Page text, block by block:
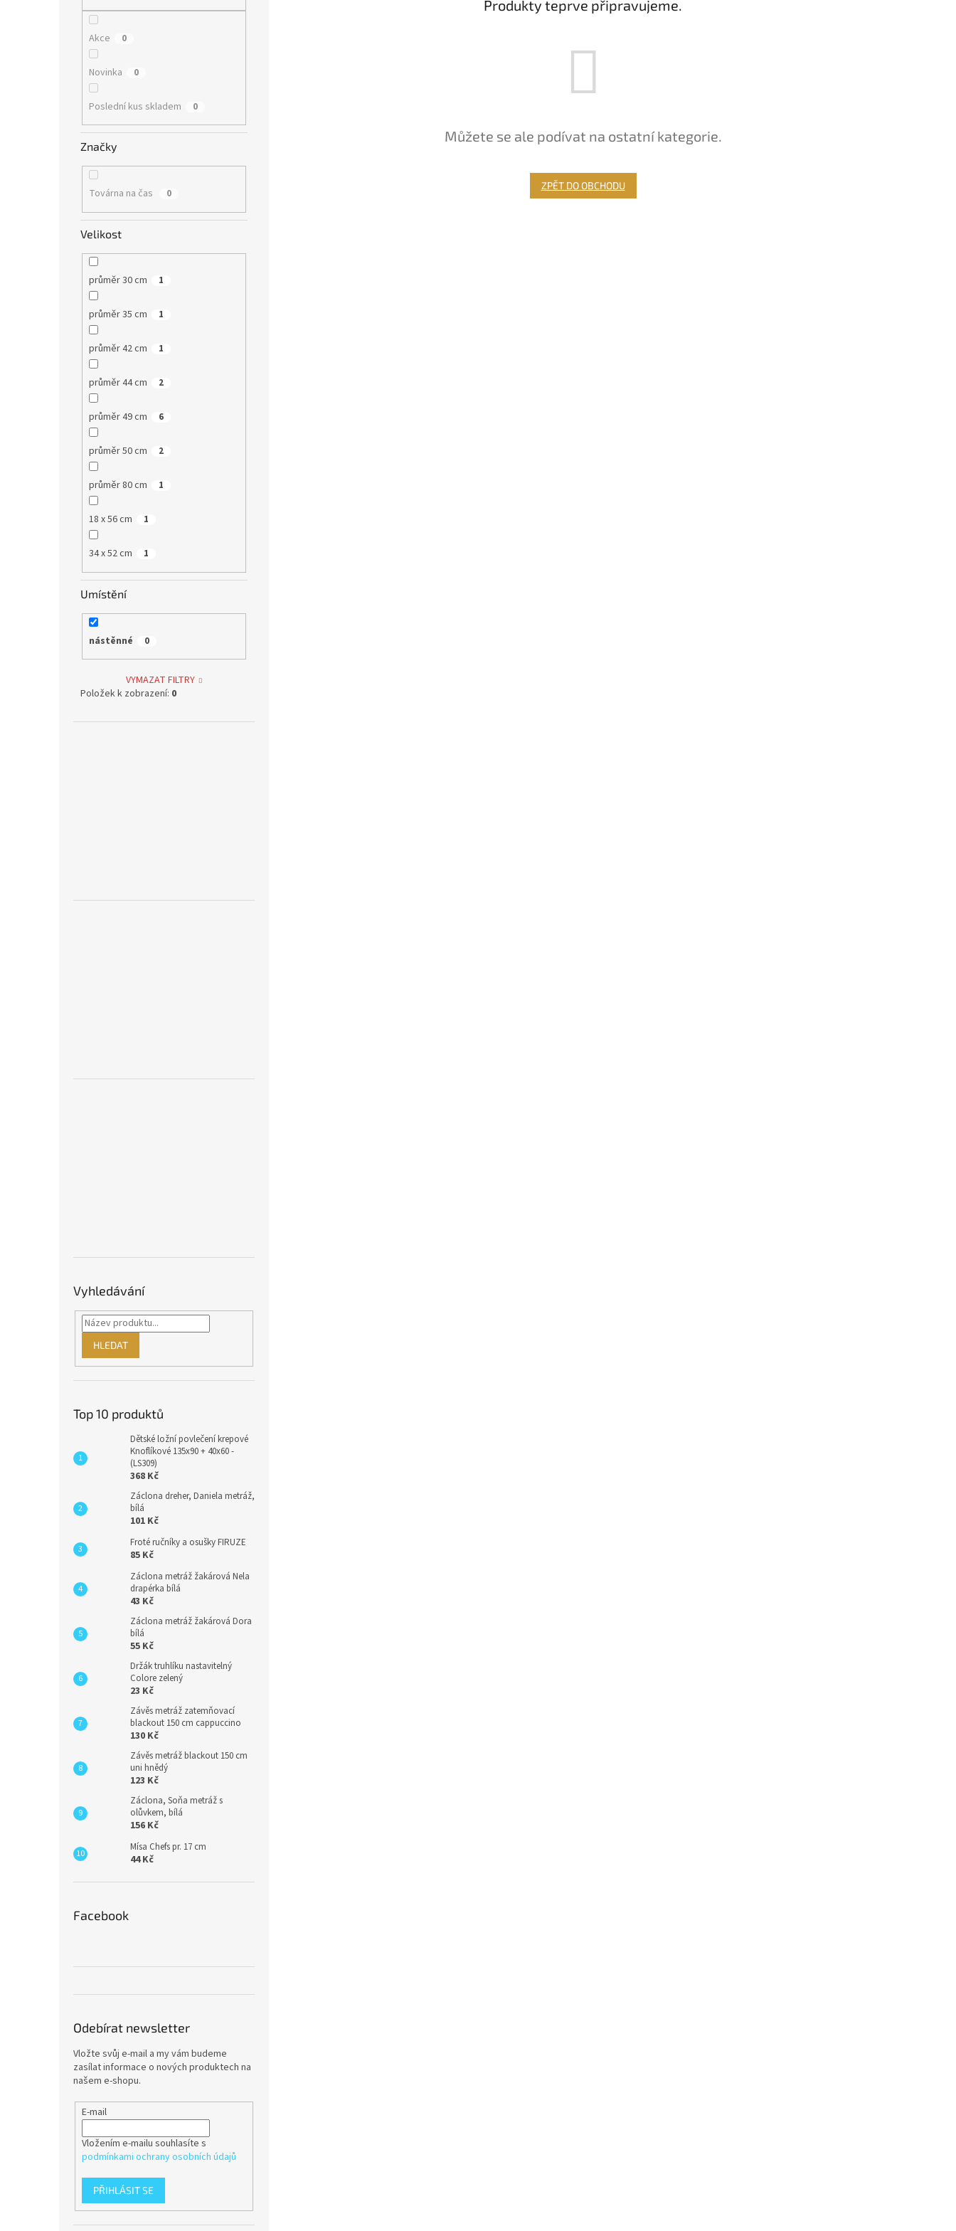
Akce 0
Novinka 0
Poslední kus skladem 0
Značky
Továrna na čas 0
Velikost
průměr 30 cm 1
průměr 35 cm 1
průměr 42 cm 1
průměr 44 cm 2
průměr 49 cm 6
průměr 50 cm 2
průměr 80 cm 1
18 x 56 cm 1
34 x 52 cm 1
Umístění
nástěnné 0
VYMAZAT FILTRY
Položek k zobrazení: 0
Vyhledávání
HLEDAT
Top 10 produktů
Dětské ložní povlečení krepové
Knoflíkové 135x90 + 40x60 -
(LS309)
368 Kč
Záclona dreher, Daniela metráž,
bílá
101 Kč
Froté ručníky a osušky FIRUZE
85 Kč
Záclona metráž žakárová Nela
drapérka bílá
43 Kč
Záclona metráž žakárová Dora
bílá
55 Kč
Držák truhlíku nastavitelný
Colore zelený
23 Kč
Závěs metráž zatemňovací
blackout 150 cm cappuccino
130 Kč
Závěs metráž blackout 150 cm
uni hnědý
123 Kč
Záclona, Soňa metráž s
olůvkem, bílá
156 Kč
Mísa Chefs pr. 17 cm
44 Kč
Facebook
Odebírat newsletter
Vložte svůj e-mail a my vám budeme
zasílat informace o nových produktech na
našem e-shopu.
E-mail
Vložením e-mailu souhlasíte s
podmínkami ochrany osobních údajů
PŘIHLÁSIT SE
Produkty teprve připravujeme.
Můžete se ale podívat na ostatní kategorie.
ZPĚT DO OBCHODU